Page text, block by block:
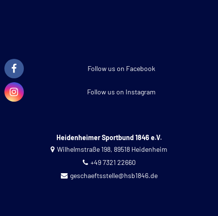
Follow us on Facebook
Follow us on Instagram
Heidenheimer Sportbund 1846 e.V.
Wilhelmstraße 198, 89518 Heidenheim
+49 7321 22660
geschaeftsstelle@hsb1846.de